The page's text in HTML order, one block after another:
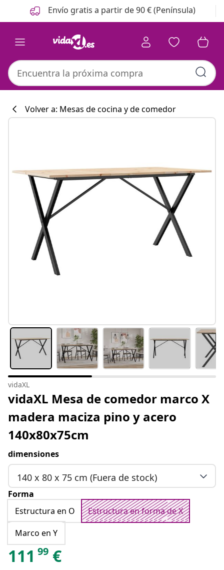
Anterior
Siguiente Envío gratis a partir de 90 € (Península)
#sharemevidaxl
Volver a: Mesas de cocina y de comedor
vidaXL
vidaXL Mesa de comedor marco X
madera maciza pino y acero
140x80x75cm
dimensiones
140 x 80 x 75 cm (Fuera de stock)
Forma
Estructura en O
Estructura en forma de X
Marco en Y
111 99 €